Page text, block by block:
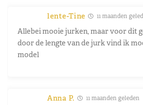
lente-Tine 11 maanden
Allebei mooie jurken, maar voor dit
door de lengte van de jurk vind ik
model
Anna P. 11 maanden geleden